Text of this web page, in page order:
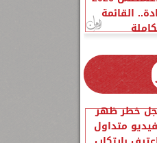
القائمة
خطر ظهر
متداول